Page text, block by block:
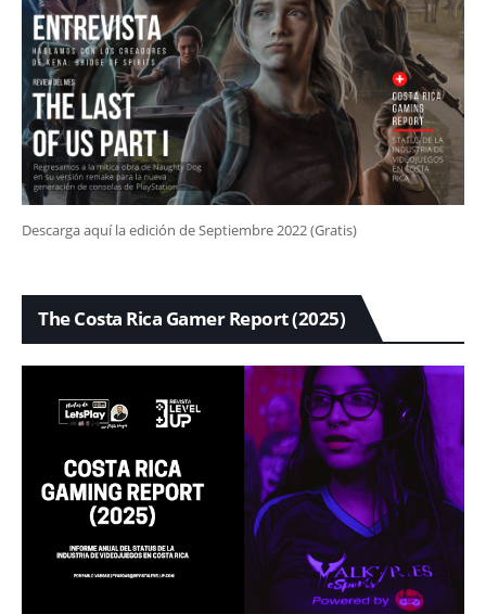
Descarga aquí la edición de Septiembre 2022 (Gratis)
The Costa Rica Gamer Report (2025)